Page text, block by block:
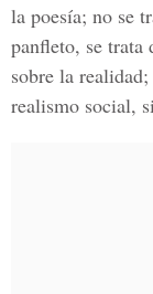
la poesía; no se
panfleto, se trata
sobre la
realismo social,